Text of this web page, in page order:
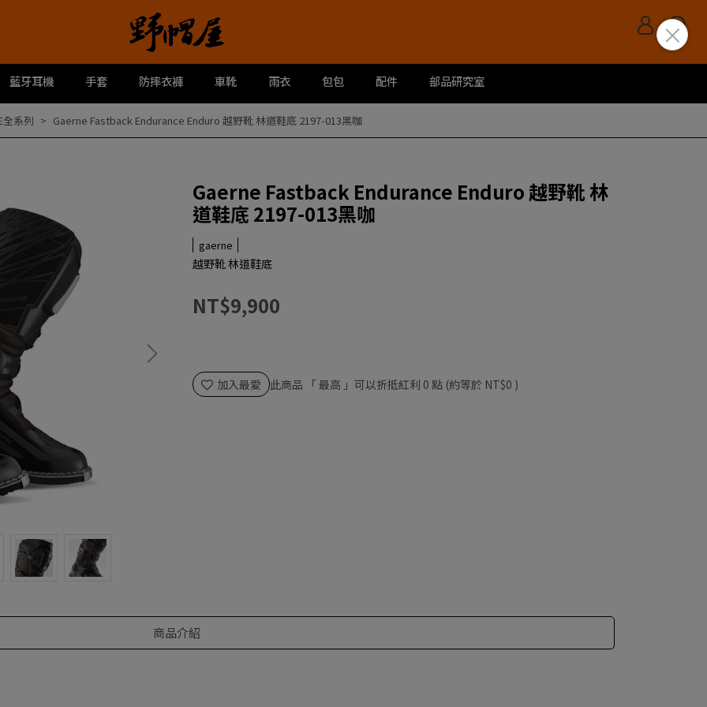
藍牙耳機 手套 防摔衣褲 車靴 雨衣 包包 配件 部品研究室
全系列 Gaerne Fastback Endurance Enduro 越野靴 林道鞋底 2197-013黑咖
Gaerne Fastback Endurance Enduro 越野靴 林
道鞋底 2197-013黑咖
gaerne
越野靴 林道鞋底
NT$9,900
加入最愛 此商品 「 最高 」可以折抵紅利 0 點 (約等於 NT$0 )
商品介紹